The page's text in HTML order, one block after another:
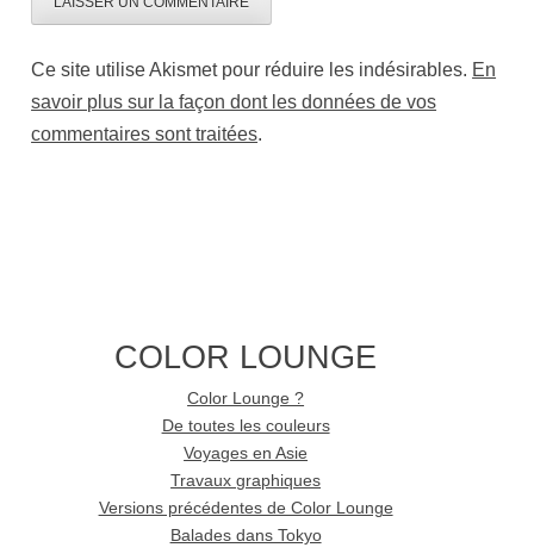
Ce site utilise Akismet pour réduire les indésirables. En
savoir plus sur la façon dont les données de vos
commentaires sont traitées.
COLOR LOUNGE
Color Lounge ?
De toutes les couleurs
Voyages en Asie
Travaux graphiques
Versions précédentes de Color Lounge
Balades dans Tokyo